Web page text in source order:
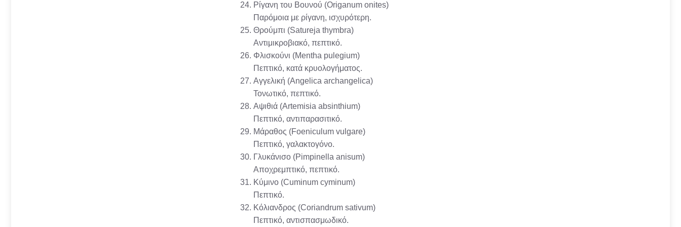
Ρίγανη του Βουνού (Origanum onites)
Παρόμοια με ρίγανη, ισχυρότερη.
Θρούμπι (Satureja thymbra)
Αντιμικροβιακό, πεπτικό.
Φλισκούνι (Mentha pulegium)
Πεπτικό, κατά κρυολογήματος.
Αγγελική (Angelica archangelica)
Τονωτικό, πεπτικό.
Αψιθιά (Artemisia absinthium)
Πεπτικό, αντιπαρασιτικό.
Μάραθος (Foeniculum vulgare)
Πεπτικό, γαλακτογόνο.
Γλυκάνισο (Pimpinella anisum)
Αποχρεμπτικό, πεπτικό.
Κύμινο (Cuminum cyminum)
Πεπτικό.
Κόλιανδρος (Coriandrum sativum)
Πεπτικό, αντισπασμωδικό.